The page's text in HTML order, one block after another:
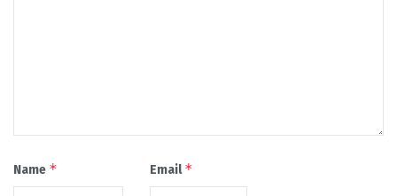
Name * Email*